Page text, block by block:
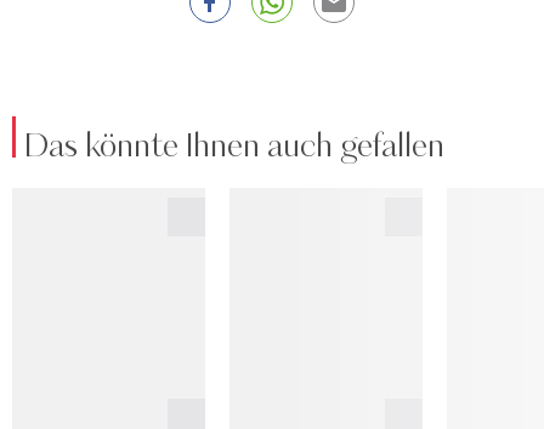
Das könnte Ihnen auch gefallen